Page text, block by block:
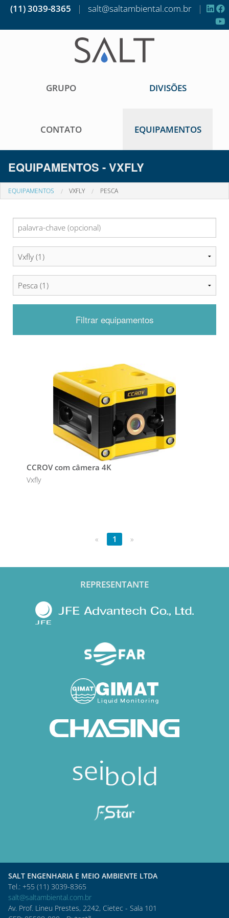
(11) 3039-8365 | salt@saltambiental.com.br |
GRUPO DIVISÕES
CONTATO EQUIPAMENTOS
EQUIPAMENTOS - VXFLY
EQUIPAMENTOS VXFLY PESCA
Filtrar equipamentos
CCROV com câmera 4K
Vxfly
« 1 »
REPRESENTANTE
SALT ENGENHARIA E MEIO AMBIENTE LTDA
Tel.: +55 (11) 3039-8365
salt@saltambiental.com.br
Av. Prof. Lineu Prestes, 2242, Cietec - Sala 101